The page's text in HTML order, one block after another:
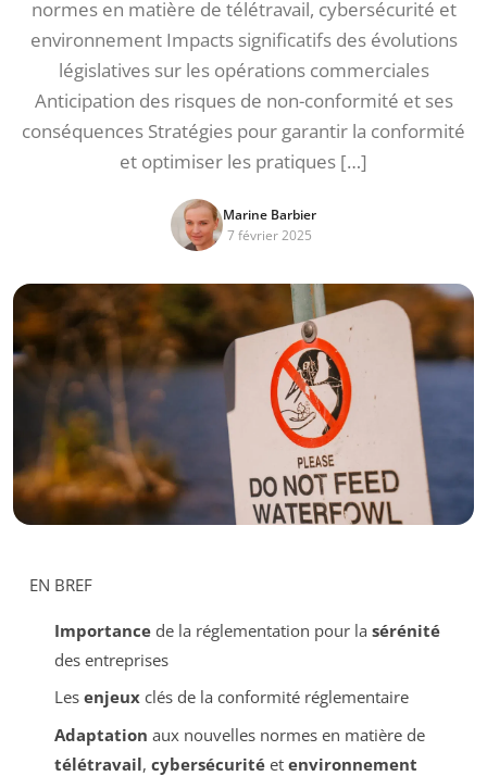
normes en matière de télétravail, cybersécurité et
environnement Impacts significatifs des évolutions
législatives sur les opérations commerciales
Anticipation des risques de non-conformité et ses
conséquences Stratégies pour garantir la conformité
et optimiser les pratiques […]
Marine Barbier
7 février 2025
EN BREF
Importancede la réglementation pour la sérénité
des entreprises
Les enjeuxclés de la conformité réglementaire
Adaptation aux nouvelles normes en matière de
télétravail, cybersécuritéet environnement